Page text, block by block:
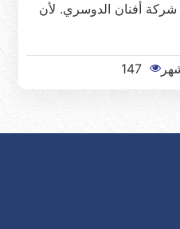
أفنان الدوسري. لأن
147